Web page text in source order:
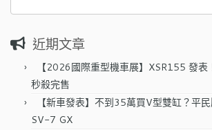
尋
鍵
近期文章
【2026國際重型機車展】XSR155 發
秒殺完售
【新車發表】不到35萬買V型雙缸？平
SV-7 GX